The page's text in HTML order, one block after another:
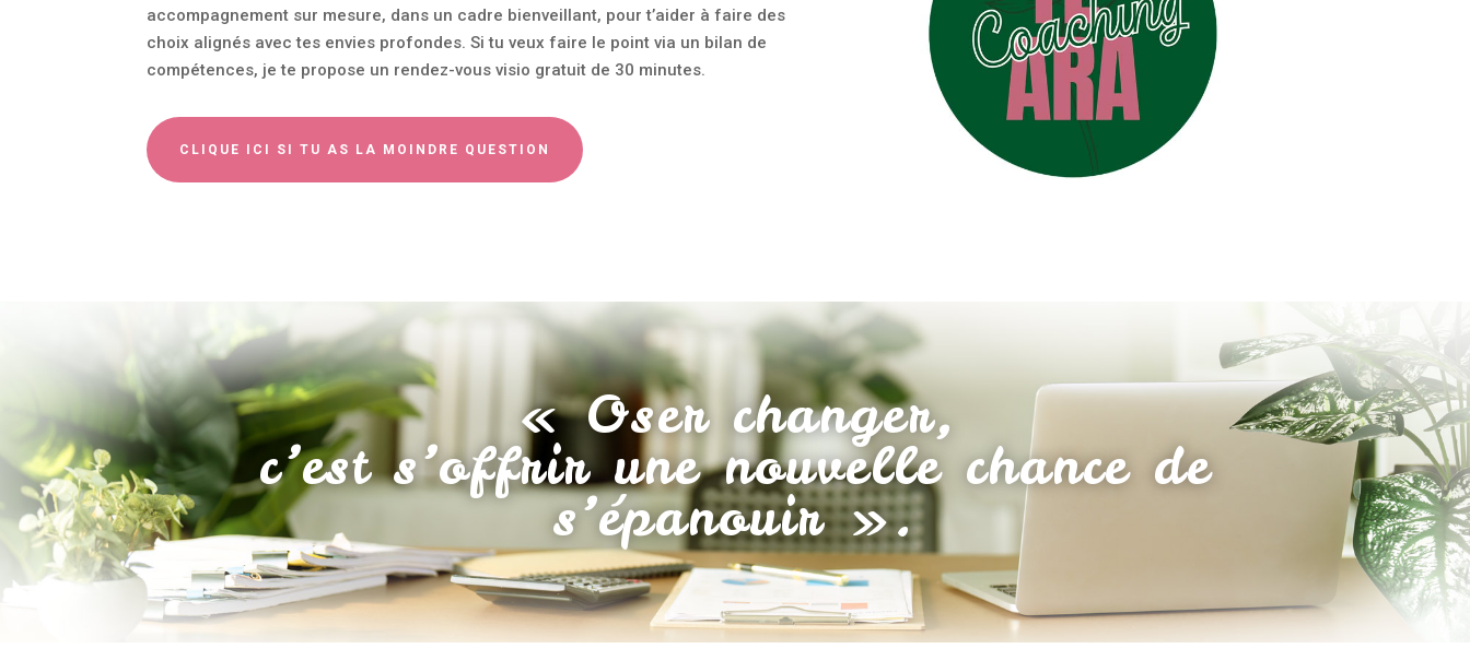
accompagnement sur mesure, dans un cadre bienveillant, pour t’aider à faire des
choix alignés avec tes envies profondes. Si tu veux faire le point via un bilan de
compétences, je te propose un rendez-vous visio gratuit de 30 minutes.
CLIQUE ICI SI TU AS LA MOINDRE QUESTION
« Oser changer,
c’est s’offrir une nouvelle chance de
s’épanouir ».